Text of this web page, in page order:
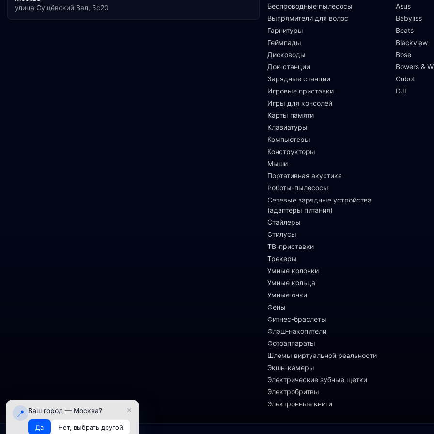
улица Сущёвский Вал, 5с20
Беспроводные пылесосы
Выпрямители для волос
Гарнитуры
Геймпады
Дисководы
Док-станции
Зарядные станции
Игровые приставки
Игры для консолей
Карты памяти
Клавиатуры
Компьютеры
Конструкторы
Мыши
Портативная акустика
Роботы-пылесосы
Сетевые зарядные устройства
(адаптеры питания)
Стайлеры
Стилусы
ТВ-приставки
Трекеры
Умные колонки
Умные кольца
Умные очки
Фены
Фитнес-браслеты
Флэш-накопители
Фотоаппараты
Шлемы виртуальной реальности
Экшн-камеры
Электрические зубные щетки
Электробритвы
Электронные книги
Asus
Babyliss
Beats
Blackview
Bose
Bowers &
Cubot
DJI
📍 Ваш город — Москва?
Да Нет, выбрать другой
×